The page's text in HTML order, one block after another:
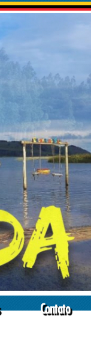
Contato